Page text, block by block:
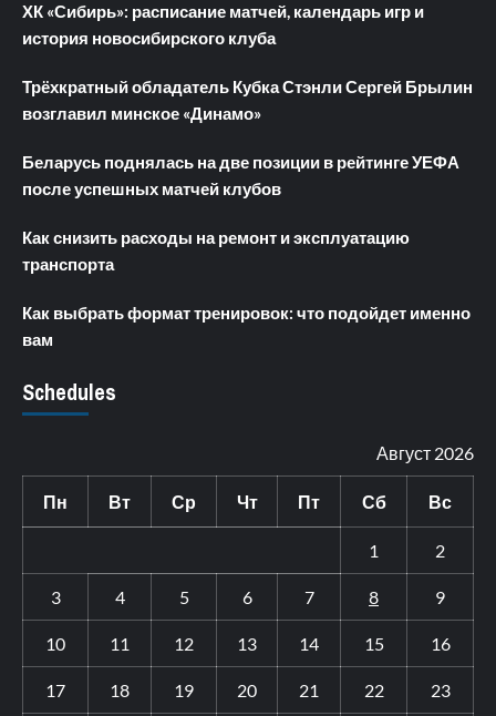
ХК «Сибирь»: расписание матчей, календарь игр и
история новосибирского клуба
Трёхкратный обладатель Кубка Стэнли Сергей Брылин
возглавил минское «Динамо»
Беларусь поднялась на две позиции в рейтинге УЕФА
после успешных матчей клубов
Как снизить расходы на ремонт и эксплуатацию
транспорта
Как выбрать формат тренировок: что подойдет именно
вам
Schedules
Август 2026
Пн Вт Ср Чт Пт Сб Вс
1 2
3 4 5 6 7 8 9
10 11 12 13 14 15 16
17 18 19 20 21 22 23